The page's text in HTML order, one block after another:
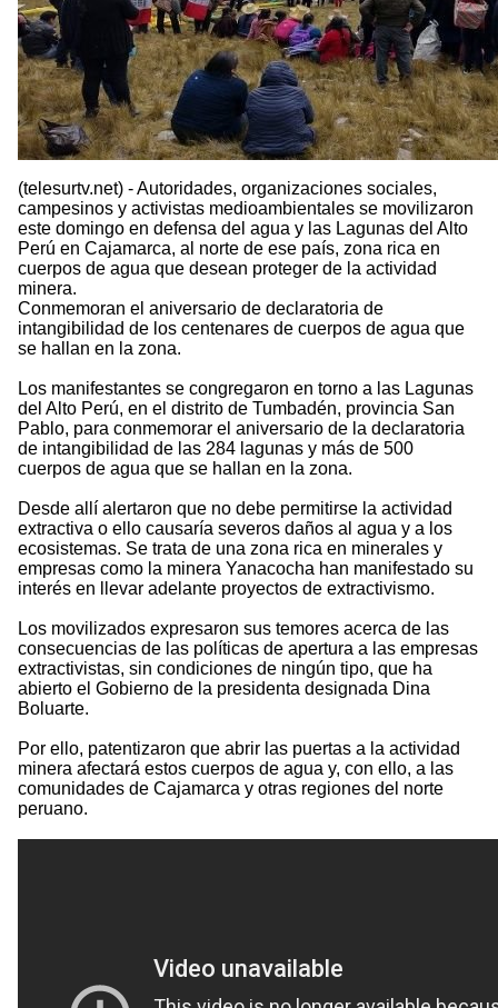
(telesurtv.net) - Autoridades, organizaciones sociales,
campesinos y activistas medioambientales se movilizaron
este domingo en defensa del agua y las Lagunas del Alto
Perú en Cajamarca, al norte de ese país, zona rica en
cuerpos de agua que desean proteger de la actividad
minera.
Conmemoran el aniversario de declaratoria de
intangibilidad de los centenares de cuerpos de agua que
se hallan en la zona.
Los manifestantes se congregaron en torno a las Lagunas
del Alto Perú, en el distrito de Tumbadén, provincia San
Pablo, para conmemorar el aniversario de la declaratoria
de intangibilidad de las 284 lagunas y más de 500
cuerpos de agua que se hallan en la zona.
Desde allí alertaron que no debe permitirse la actividad
extractiva o ello causaría severos daños al agua y a los
ecosistemas. Se trata de una zona rica en minerales y
empresas como la minera Yanacocha han manifestado su
interés en llevar adelante proyectos de extractivismo.
Los movilizados expresaron sus temores acerca de las
consecuencias de las políticas de apertura a las empresas
extractivistas, sin condiciones de ningún tipo, que ha
abierto el Gobierno de la presidenta designada Dina
Boluarte.
Por ello, patentizaron que abrir las puertas a la actividad
minera afectará estos cuerpos de agua y, con ello, a las
comunidades de Cajamarca y otras regiones del norte
peruano.